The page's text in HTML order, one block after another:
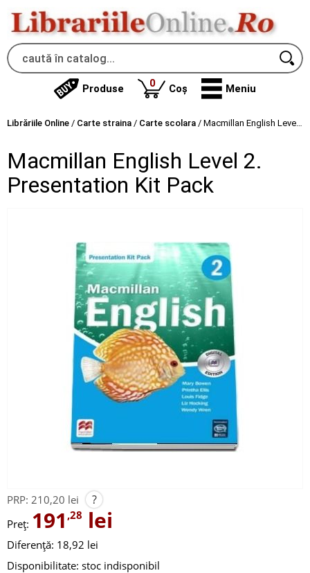
Produse 0produse
Coș Meniu
Librăriile Online / Carte straina / Carte scolara / Macmillan English Level 2. Presentation Kit Pack
Macmillan English Level 2.
Presentation Kit Pack
PRP: 210,20 lei ?
Preț: 191 ,28 lei
Diferență: 18,92 lei
Disponibilitate: stoc indisponibil